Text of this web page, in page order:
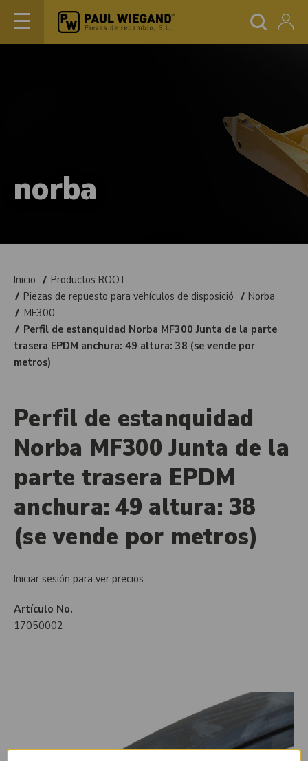
norba
Inicio
Productos ROOT
Piezas de repuesto para vehículos de disposició
Norba
MF300
Perfil de estanquidad Norba MF300 Junta de la parte
trasera EPDM anchura: 49 altura: 38 (se vende por
metros)
Perfil de estanquidad
Norba MF300 Junta de la
parte trasera EPDM
anchura: 49 altura: 38
(se vende por metros)
Iniciar sesión para ver precios
Artículo No.
17050002